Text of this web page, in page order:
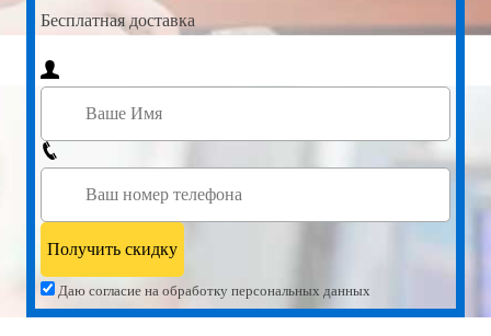
Бесплатная доставка
Даю согласие на обработку персональных данных